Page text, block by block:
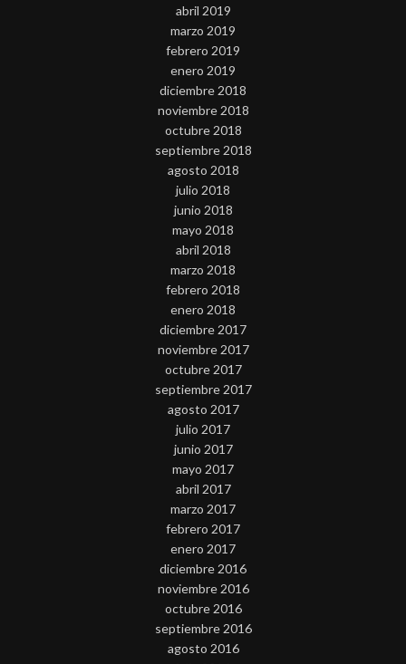
abril 2019
marzo 2019
febrero 2019
enero 2019
diciembre 2018
noviembre 2018
octubre 2018
septiembre 2018
agosto 2018
julio 2018
junio 2018
mayo 2018
abril 2018
marzo 2018
febrero 2018
enero 2018
diciembre 2017
noviembre 2017
octubre 2017
septiembre 2017
agosto 2017
julio 2017
junio 2017
mayo 2017
abril 2017
marzo 2017
febrero 2017
enero 2017
diciembre 2016
noviembre 2016
octubre 2016
septiembre 2016
agosto 2016